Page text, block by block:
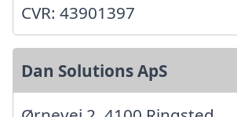
CVR: 43901397
Dan Solutions ApS